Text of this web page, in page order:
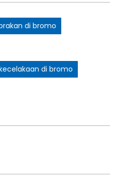
di bromo
di bromo